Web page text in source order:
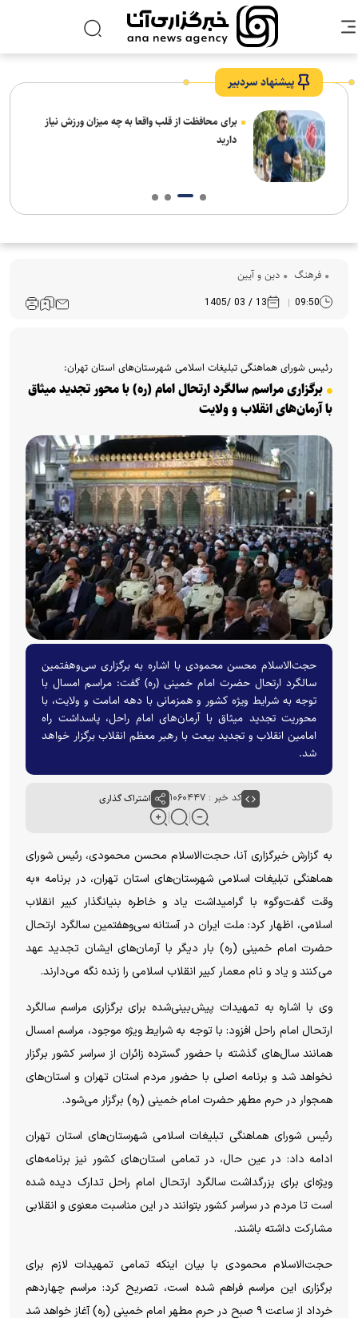
پیشنهاد سردبیر
برای محافظت از قلب واقعا به چه میزان ورزش نیاز
دارید
فرهنگ‌ دین و آیین
09:50
13 / 03 /1405
رئیس شورای هماهنگی تبلیغات اسلامی شهرستان‌های استان تهران:
برگزاری مراسم سالگرد ارتحال امام (ره) با محور تجدید میثاق
با آرمان‌های انقلاب و ولایت
حجت‌الاسلام محسن محمودی با اشاره به برگزاری سی‌وهفتمین
سالگرد ارتحال حضرت امام خمینی (ره) گفت: مراسم امسال با
توجه به شرایط ویژه کشور و همزمانی با دهه امامت و ولایت، با
محوریت تجدید میثاق با آرمان‌های امام راحل، پاسداشت راه
امامین انقلاب و تجدید بیعت با رهبر معظم انقلاب برگزار خواهد
شد.
کد خبر : ۱۰۶۰۴۴۷ اشتراک گذاری
به گزارش خبرگزاری آنا، حجت‌الاسلام محسن محمودی، رئیس شورای
هماهنگی تبلیغات اسلامی شهرستان‌های استان تهران، در برنامه «به
وقت گفت‌و‌گو» با گرامیداشت یاد و خاطره بنیانگذار کبیر انقلاب
اسلامی، اظهار کرد: ملت ایران در آستانه سی‌وهفتمین سالگرد ارتحال
حضرت امام خمینی (ره) بار دیگر با آرمان‌های ایشان تجدید عهد
می‌کنند و یاد و نام معمار کبیر انقلاب اسلامی را زنده نگه می‌دارند.
وی با اشاره به تمهیدات پیش‌بینی‌شده برای برگزاری مراسم سالگرد
ارتحال امام راحل افزود: با توجه به شرایط ویژه موجود، مراسم امسال
همانند سال‌های گذشته با حضور گسترده زائران از سراسر کشور برگزار
نخواهد شد و برنامه اصلی با حضور مردم استان تهران و استان‌های
همجوار در حرم مطهر حضرت امام خمینی (ره) برگزار می‌شود.
رئیس شورای هماهنگی تبلیغات اسلامی شهرستان‌های استان تهران
ادامه داد: در عین حال، در تمامی استان‌های کشور نیز برنامه‌های
ویژه‌ای برای بزرگداشت سالگرد ارتحال امام راحل تدارک دیده شده
است تا مردم در سراسر کشور بتوانند در این مناسبت معنوی و انقلابی
مشارکت داشته باشند.
حجت‌الاسلام محمودی با بیان اینکه تمامی تمهیدات لازم برای
برگزاری این مراسم فراهم شده است، تصریح کرد: مراسم چهاردهم
خرداد از ساعت ۹ صبح در حرم مطهر امام خمینی (ره) آغاز خواهد شد